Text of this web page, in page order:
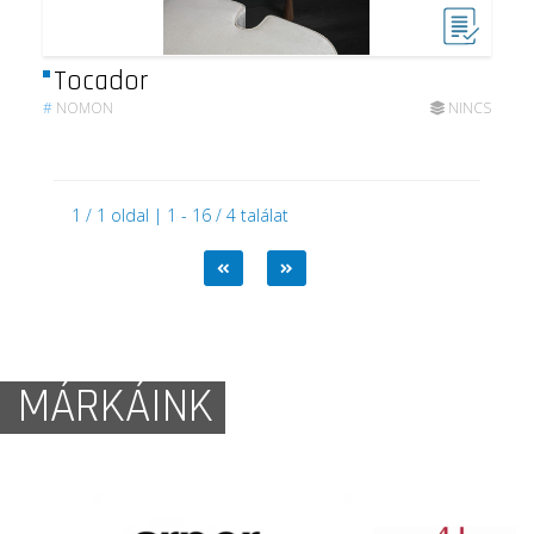
Tocador
# NOMON NINCS
1 / 1 oldal | 1 - 16 / 4 találat
MÁRKÁINK